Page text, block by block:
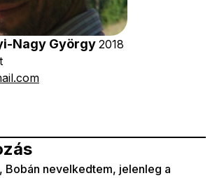
Nagy György2018
Bobán nevelkedtem, jelenleg a